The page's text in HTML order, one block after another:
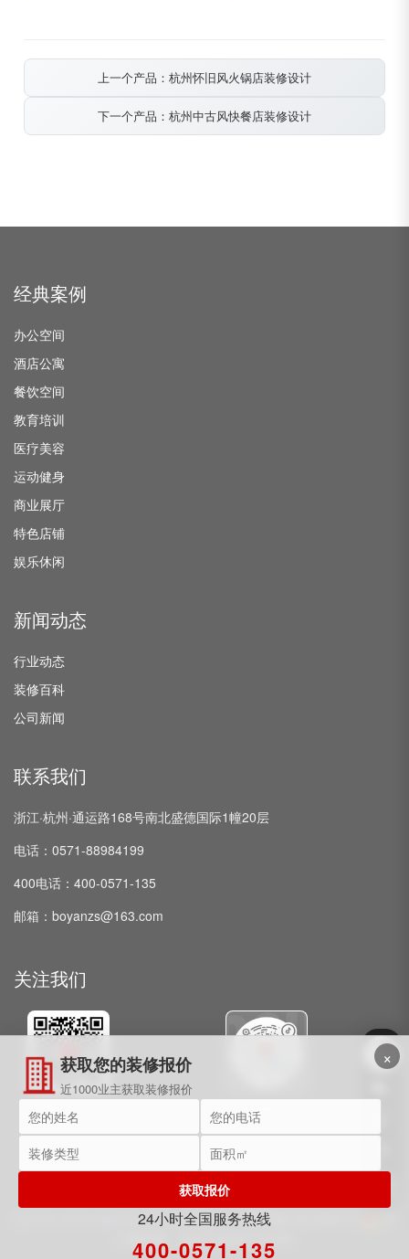
上一个产品：杭州怀旧风火锅店装修设计
下一个产品：杭州中古风快餐店装修设计
经典案例
办公空间
酒店公寓
餐饮空间
教育培训
医疗美容
运动健身
商业展厅
特色店铺
娱乐休闲
新闻动态
行业动态
装修百科
公司新闻
联系我们
浙江·杭州·通运路168号南北盛德国际1幢20层
电话：0571-88984199
400电话：400-0571-135
邮箱：boyanzs@163.com
关注我们
微信公众号 抖音
@2009-2025 博妍装饰 保留所有权利。浙ICP备15018091号
公网安备：33011002017072号
获取您的装修报价
近1000业主获取装修报价
获取报价
24小时全国服务热线
400-0571-135
×